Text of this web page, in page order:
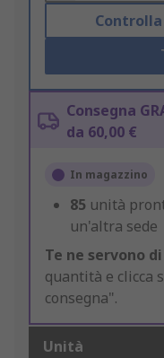
Consegna
da 60,00 €
In magazzino
85 unità
un'altra sede
Te ne servono
quantità e clicca
consegna".
Unità